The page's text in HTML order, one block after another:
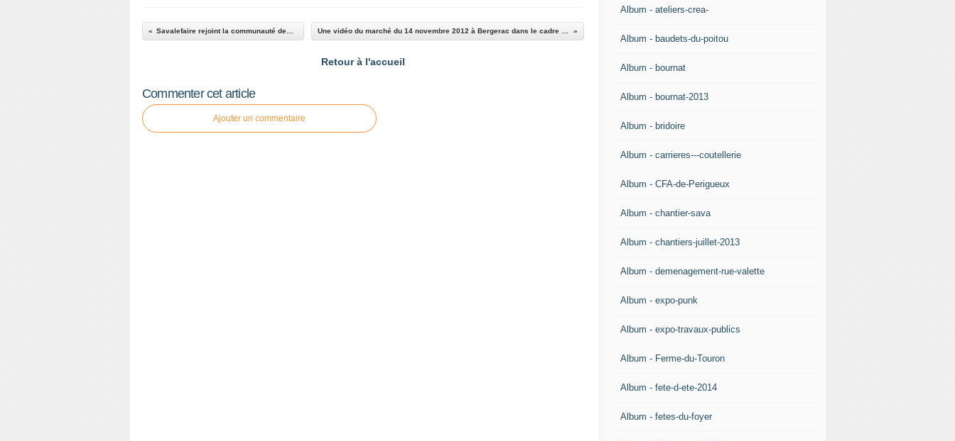
Retour à l'accueil
Commenter cet article
Ajouter un commentaire
Album - ateliers-crea-
Album - baudets-du-poitou
Album - bournat
Album - bournat-2013
Album - bridoire
Album - carrieres---coutellerie
Album - CFA-de-Perigueux
Album - chantier-sava
Album - chantiers-juillet-2013
Album - demenagement-rue-valette
Album - expo-punk
Album - expo-travaux-publics
Album - Ferme-du-Touron
Album - fete-d-ete-2014
Album - fetes-du-foyer